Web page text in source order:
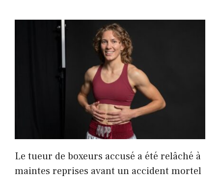
Le tueur de boxeurs accusé a été relâché à
maintes reprises avant un accident mortel